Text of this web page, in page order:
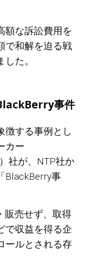
額な訴訟費用を
で和解を迫る戦
た。
事件
徴する事例とし
カー
社が、NTP社か
BlackBerry事
販売せず、取得
で収益を得る企
ールとされる存